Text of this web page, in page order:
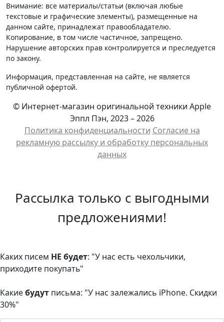
Внимание: все материалы/статьи (включая любые
текстовые и графические элементы), размещенные на
данном сайте, принадлежат правообладателю.
Копирование, в том числе частичное, запрещено.
Нарушение авторских прав контролируется и преследуется
по закону.
Информация, представленная на сайте, не является
публичной офертой.
© Интернет-магазин оригинальной техники Apple
Эппл Пэн, 2023 – 2026
Политика конфиденциальности Cогласие на
рекламную рассылку и обработку персональных
данных
Рассылка только с выгодными
предложениями!
Каких писем НЕ будет: "У нас есть чехольчики,
приходите покупать"
Какиебудут письма: "У нас залежались iPhone. Скидки
30%"